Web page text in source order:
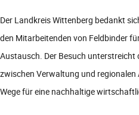
Der Landkreis Wittenberg bedankt
den Mitarbeitenden von Feldbinder
Austausch. Der Besuch unterstreicht
zwischen Verwaltung und
Wege für eine nachhaltige